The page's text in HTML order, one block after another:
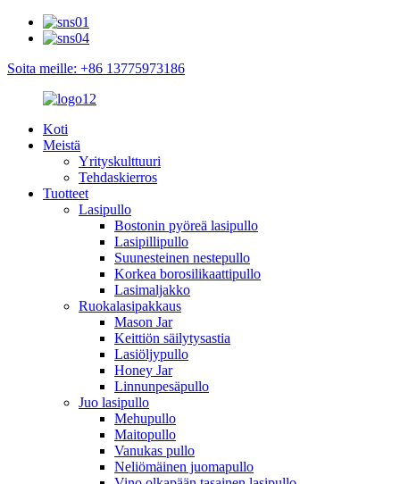
Soita meille: +86 13775973186
Koti
Meistä
Yrityskulttuuri
Tehdaskierros
Tuotteet
Lasipullo
Bostonin pyöreä lasipullo
Lasipillipullo
Suunesteinen nestepullo
Korkea borosilikaattipullo
Lasimaljakko
Ruokalasipakkaus
Mason Jar
Keittiön säilytysastia
Lasiöljypullo
Honey Jar
Linnunpesäpullo
Juo lasipullo
Mehupullo
Maitopullo
Vanukas pullo
Neliömäinen juomapullo